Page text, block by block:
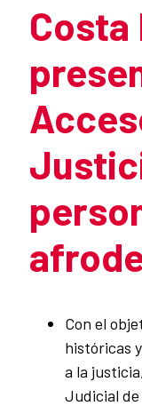
Costa
Con el
históricas
a la
Judicial de